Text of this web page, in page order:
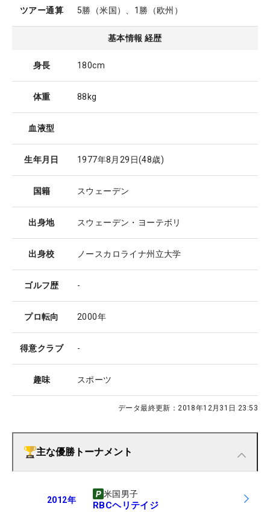
ツアー通算 5勝（米国）、1勝（欧州）
基本情報 経歴
身長 180cm
体重 88kg
血液型
生年月日 1977年8月29日(48歳)
国籍 スウェーデン
出身地 スウェーデン・ヨーテボリ
出身校 ノースカロライナ州立大学
ゴルフ歴 -
プロ転向 2000年
得意クラブ -
趣味 スポーツ
データ最終更新：2018年12月31日 23:53
主な優勝トーナメント
2012年
米国男子
RBCヘリテイジ